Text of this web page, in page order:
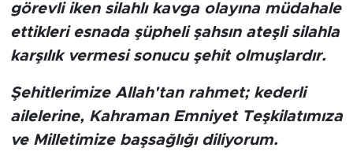
görevli iken silahlı kavga olayına müdahale
ettikleri esnada şüpheli şahsın ateşli silahla
karşılık vermesi sonucu şehit olmuşlardır.
Şehitlerimize Allah'tan rahmet; kederli
ailelerine, Kahraman Emniyet Teşkilatımıza
ve Milletimize başsağlığı diliyorum.